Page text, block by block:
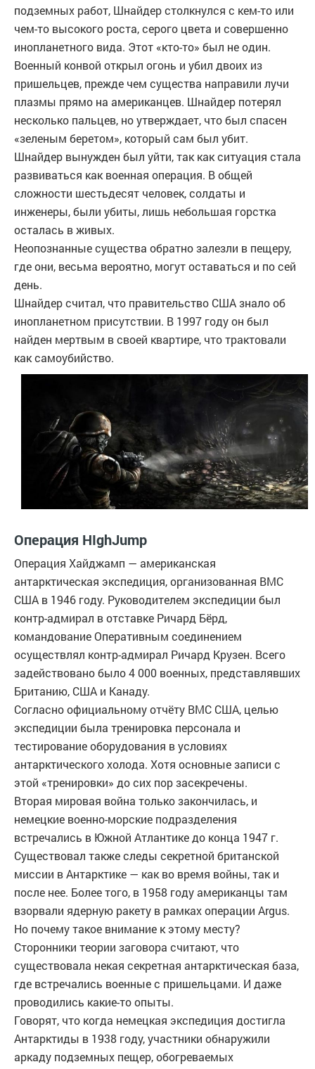
подземных работ, Шнайдер столкнулся с кем-то или
чем-то высокого роста, серого цвета и совершенно
инопланетного вида. Этот «кто-то» был не один.
Военный конвой открыл огонь и убил двоих из
пришельцев, прежде чем существа направили лучи
плазмы прямо на американцев. Шнайдер потерял
несколько пальцев, но утверждает, что был спасен
«зеленым беретом», который сам был убит.
Шнайдер вынужден был уйти, так как ситуация стала
развиваться как военная операция. В общей
сложности шестьдесят человек, солдаты и
инженеры, были убиты, лишь небольшая горстка
осталась в живых.
Неопознанные существа обратно залезли в пещеру,
где они, весьма вероятно, могут оставаться и по сей
день.
Шнайдер считал, что правительство США знало об
инопланетном присутствии. В 1997 году он был
найден мертвым в своей квартире, что трактовали
как самоубийство.
Операция HIghJump
Операция Хайджамп — американская
антарктическая экспедиция, организованная ВМС
США в 1946 году. Руководителем экспедиции был
контр-адмирал в отставке Ричард Бёрд,
командование Оперативным соединением
осуществлял контр-адмирал Ричард Крузен. Всего
задействовано было 4 000 военных, представлявших
Британию, США и Канаду.
Согласно официальному отчёту ВМС США, целью
экспедиции была тренировка персонала и
тестирование оборудования в условиях
антарктического холода. Хотя основные записи с
этой «тренировки» до сих пор засекречены.
Вторая мировая война только закончилась, и
немецкие военно-морские подразделения
встречались в Южной Атлантике до конца 1947 г.
Существовал также следы секретной британской
миссии в Антарктике — как во время войны, так и
после нее. Более того, в 1958 году американцы там
взорвали ядерную ракету в рамках операции Argus.
Но почему такое внимание к этому месту?
Сторонники теории заговора считают, что
существовала некая секретная антарктическая база,
где встречались военные с пришельцами. И даже
проводились какие-то опыты.
Говорят, что когда немецкая экспедиция достигла
Антарктиды в 1938 году, участники обнаружили
аркаду подземных пещер, обогреваемых